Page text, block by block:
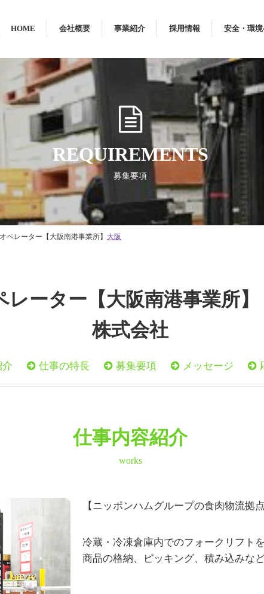
HOME 会社概要 事業紹介 採用情報 安全・環
REQUIREMENTS
募集要項
大阪
ペレーター【大阪南港事業所】
ーター【大阪南港事業所
株式会社
仕事の特長 募集要項 メッセージ
仕事内容紹介
works
【ニッポンハムグループの食肉物流拠
冷蔵・冷凍倉庫内でのフォークリフト
商品の格納、ピッキング、積み込みな